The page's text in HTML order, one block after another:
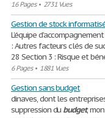
16 Pages• 2731 Vues
Gestion de stock
L’équipe
: Autres facteurs clés de
28 Section 3 : Risque et
6 Pages• 1881 Vues
Gestion sans budget
dinaves, dont les
suppression dubudget,